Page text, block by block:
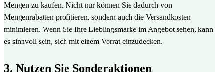
Mengen zu kaufen. Nicht nur können Sie dadurch von
Mengenrabatten profitieren, sondern auch die Versandkosten
minimieren. Wenn Sie Ihre Lieblingsmarke im Angebot sehen, kann
es sinnvoll sein, sich mit einem Vorrat einzudecken.
3. Nutzen Sie Sonderaktionen